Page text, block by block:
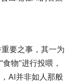
要之事，其一为
物”进行投喂，
AI并非如人那般